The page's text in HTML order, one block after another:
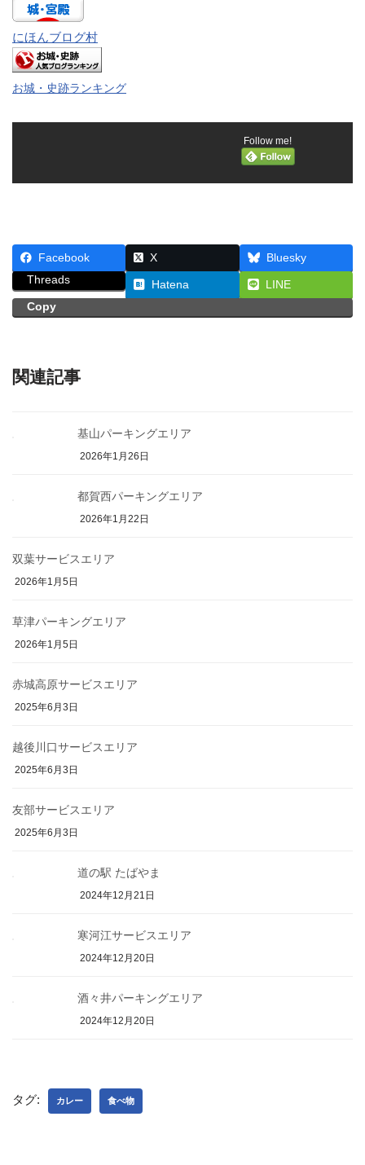
にほんブログ村
お城・史跡ランキング
Follow me!
Facebook X
Bluesky
Threads
Hatena
LINE
Copy
関連記事
基山パーキングエリア
2026年1月26日
都賀西パーキングエリア
2026年1月22日
双葉サービスエリア
2026年1月5日
草津パーキングエリア
2026年1月5日
赤城高原サービスエリア
2025年6月3日
越後川口サービスエリア
2025年6月3日
友部サービスエリア
2025年6月3日
道の駅 たばやま
2024年12月21日
寒河江サービスエリア
2024年12月20日
酒々井パーキングエリア
2024年12月20日
タグ: カレー 食べ物